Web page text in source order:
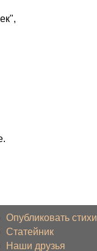
Опубликовать стихи
Статейник
Наши друзья